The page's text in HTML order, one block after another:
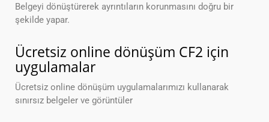
Belgeyi dönüştürerek ayrıntıların korunmasını doğru bir
şekilde yapar.
Ücretsiz online dönüşüm CF2 için
uygulamalar
Ücretsiz online dönüşüm uygulamalarımızı kullanarak
sınırsız belgeler ve görüntüler